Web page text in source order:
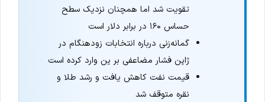
تقویت شد اما همچنان نزدیک سطح
حساس ۱۶۰ در برابر دلار است
گمانه‌زنی درباره انتخابات زودهنگام در
ژاپن فشار مضاعفی بر ین وارد کرده است
قیمت نفت کاهش یافت و رشد طلا و
نقره متوقف شد